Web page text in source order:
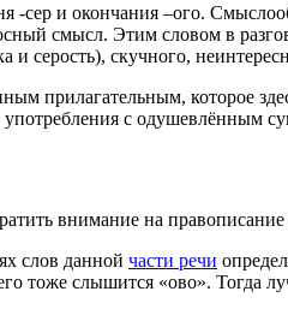
сер и окончания –ого.
смысл. Этим словом в
и серость), скучного,
прилагательным, которое
употребления с одушевлённым
внимание на
слов данной части речи
тоже слышится «ово».